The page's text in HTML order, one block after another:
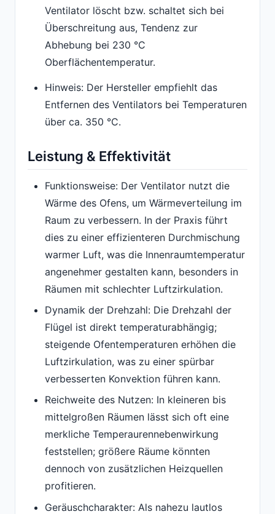
Ventilator löscht bzw. schaltet sich bei
Überschreitung aus, Tendenz zur
Abhebung bei 230 °C
Oberflächentemperatur.
Hinweis: Der Hersteller empfiehlt das
Entfernen des Ventilators bei Temperaturen
über ca. 350 °C.
Leistung & Effektivität
Funktionsweise: Der Ventilator nutzt die
Wärme des Ofens, um Wärmeverteilung im
Raum zu verbessern. In der Praxis führt
dies zu einer effizienteren Durchmischung
warmer Luft, was die Innenraumtemperatur
angenehmer gestalten kann, besonders in
Räumen mit schlechter Luftzirkulation.
Dynamik der Drehzahl: Die Drehzahl der
Flügel ist direkt temperaturabhängig;
steigende Ofentemperaturen erhöhen die
Luftzirkulation, was zu einer spürbar
verbesserten Konvektion führen kann.
Reichweite des Nutzen: In kleineren bis
mittelgroßen Räumen lässt sich oft eine
merkliche Temperaurennebenwirkung
feststellen; größere Räume könnten
dennoch von zusätzlichen Heizquellen
profitieren.
Geräuschcharakter: Als nahezu lautlos